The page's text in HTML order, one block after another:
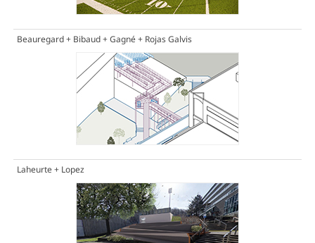
Beauregard + Bibaud + Gagné + Rojas Galvis
Laheurte + Lopez